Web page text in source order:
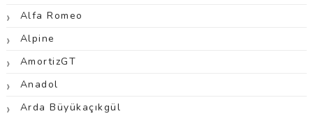
Alfa Romeo
Alpine
AmortizGT
Anadol
Arda Büyükaçıkgül